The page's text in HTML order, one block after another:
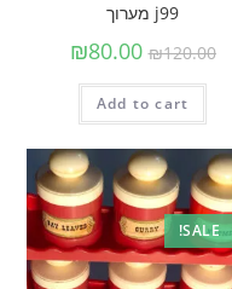
j99 מערוך
₪120.00
₪80.00
Add to cart
SALE!